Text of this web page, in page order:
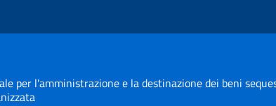
per l'amministrazione e la destinazione dei beni